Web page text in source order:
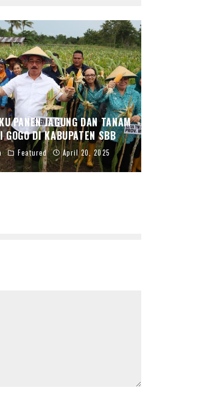
PANEN JAGUNG DAN TANAM
GOGO DI KABUPATEN SBB
Featured April 20, 2025